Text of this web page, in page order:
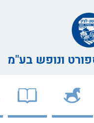
ונופש בע"מ